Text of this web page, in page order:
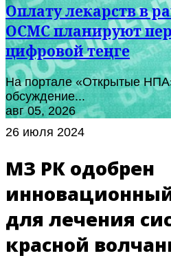
Оплату лекарств в
ОСМС планируют
цифровой теңге
На портале «Открытые
обсуждение...
авг 05, 2026
26 июля 2024
МЗ РК одобрен
для лечения
красной